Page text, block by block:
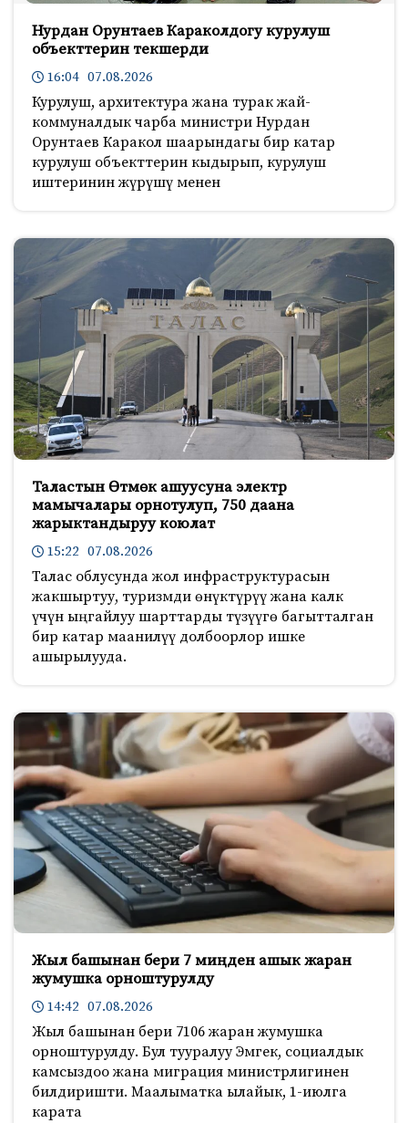
Нурдан Орунтаев Караколдогу курулуш
объекттерин текшерди
16:04 07.08.2026
Курулуш, архитектура жана турак жай-
коммуналдык чарба министри Нурдан
Орунтаев Каракол шаарындагы бир катар
курулуш объекттерин кыдырып, курулуш
иштеринин жүрүшү менен
Таластын Өтмөк ашуусуна электр
мамычалары орнотулуп, 750 даана
жарыктандыруу коюлат
15:22 07.08.2026
Талас облусунда жол инфраструктурасын
жакшыртуу, туризмди өнүктүрүү жана калк
үчүн ыңгайлуу шарттарды түзүүгө багытталган
бир катар маанилүү долбоорлор ишке
ашырылууда.
Жыл башынан бери 7 миңден ашык жаран
жумушка орноштурулду
14:42 07.08.2026
Жыл башынан бери 7106 жаран жумушка
орноштурулду. Бул тууралуу Эмгек, социалдык
камсыздоо жана миграция министрлигинен
билдиришти. Маалыматка ылайык, 1-июлга
карата